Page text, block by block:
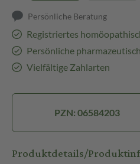
Persönliche Beratung
Registriertes
Persönliche
Vielfältige Zahlarten
PZN: 06584203
Produktdetails/